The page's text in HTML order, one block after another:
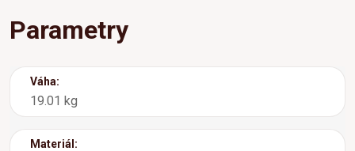
Parametry
Váha:
19.01 kg
Materiál: